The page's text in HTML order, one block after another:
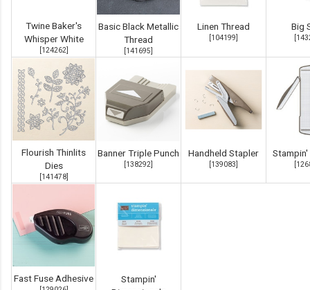
Twine Baker's
Whisper White
[124262]
Basic Black Metallic
Thread
[141695]
Linen Thread
[104199]
Big
[
Flourish Thinlits
Dies
[141478]
Banner Triple Punch
[138292]
Handheld Stapler
[139083] [
Fast Fuse Adhesive
Stampin'